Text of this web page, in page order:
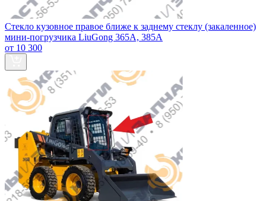
Стекло кузовное правое ближе к заднему стеклу (закаленное)
мини-погрузчика LiuGong 365А, 385А
от 10 300